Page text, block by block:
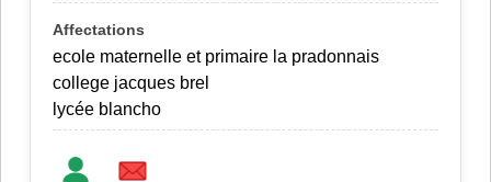
ecole maternelle et primaire la pradonnais
college jacques brel
lycée blancho